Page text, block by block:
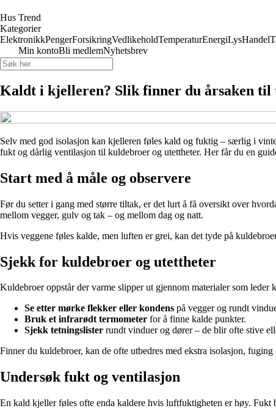
Hus Trend
Kategorier
ElektronikkPengerForsikringVedlikeholdTemperaturEnergiLysHandel
Min kontoBli medlemNyhetsbrev
Kaldt i kjelleren? Slik finner du årsaken til
Selv med god isolasjon kan kjelleren føles kald og fuktig – særlig i
fukt og dårlig ventilasjon til kuldebroer og utettheter. Her får du en
Start med å måle og observere
Før du setter i gang med større tiltak, er det lurt å få oversikt over
mellom vegger, gulv og tak – og mellom dag og natt.
Hvis veggene føles kalde, men luften er grei, kan det tyde på
Sjekk for kuldebroer og utettheter
Kuldebroer oppstår der varme slipper ut gjennom materialer som
Se etter mørke flekker eller kondens på vegger og rundt
Bruk et infrarødt termometer for å finne kalde punkter.
Sjekk tetningslister rundt vinduer og dører – de blir ofte stive
Finner du kuldebroer, kan de ofte utbedres med ekstra isolasjon, fuging
Undersøk fukt og ventilasjon
En kald kjeller føles ofte enda kaldere hvis luftfuktigheten er høy.